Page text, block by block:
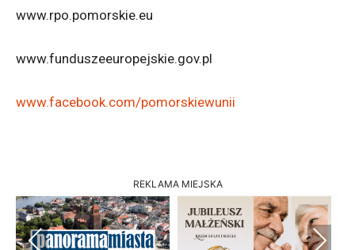
www.rpo.pomorskie.eu
www.funduszeeuropejskie.gov.pl
www.facebook.com/pomorskiewunii
REKLAMA MIEJSKA
Previous Next